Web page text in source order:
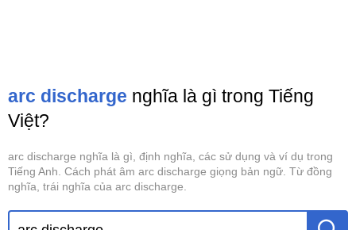
arc discharge nghĩa là gì trong Tiếng
Việt?
arc discharge nghĩa là gì, định nghĩa, các sử dụng và ví dụ trong
Tiếng Anh. Cách phát âm arc discharge giọng bản ngữ. Từ đồng
nghĩa, trái nghĩa của arc discharge.